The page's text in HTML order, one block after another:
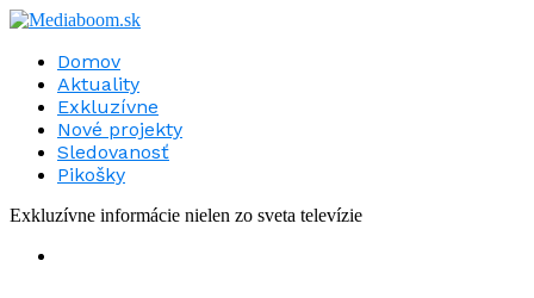
Domov
Aktuality
Exkluzívne
Nové projekty
Sledovanosť
Pikošky
Exkluzívne informácie nielen zo sveta televízie